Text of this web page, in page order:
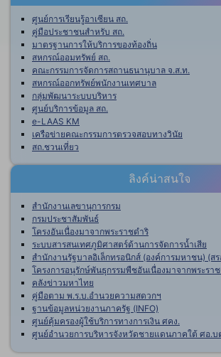
ศูนย์การเรียนรู้อาเซียน สถ.
คู่มือประชาชนสำหรับ สถ.
มาตรฐานการให้บริการของท้องถิ่น
สหกรณ์ออมทรัพย์ สถ.
คณะกรรมการจัดการสถานธนานุบาล จ.ส.ท.
สหกรณ์ออกทรัพย์พนักงานเทศบาล
กลุ่มพัฒนาระบบบริหาร
ศูนย์บริการข้อมูล สถ.
e-LAAS KM
เครือข่ายคณะกรรมการตรวจสอบทางวินัย
สถ.ชวนเที่ยว
ลิงค์น่าสนใจ
สำนักงานเลขานุการกรม
กรมประชาสัมพันธ์
โครงอันเนื่องมาจากพระราชดำริ
ระบบสารสนเทศภูมิศาสตร์ด้านการจัดการน้ำเสีย
สำนักงานรัฐบาลอิเล็กทรอนิกส์ (องค์การมหาชน) (สร
โครงการอนุรักษ์พันธุกรรมพืชอันเนื่องมาจากพระรา
คลังข่าวมหาไทย
คู่มือตาม พ.ร.บ.อำนวยความสดวกฯ
ฐานข้อมูลหน่วยงานภาครัฐ (INFO)
ศูนย์คุ้มครองผู้ใช้บริการทางการเงิน ศคง.
ศูนย์อำนวยการบริหารจังหวัดชายแดนภาคใต้ ศอ.บ